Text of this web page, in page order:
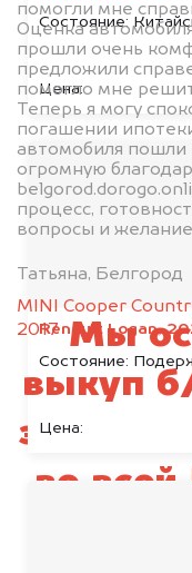
Состояние:
Цена:
Renault Logan,
Состояние:
Цена:
помогли мне
Оценка
прошли очень
предложили
помогло мне
Теперь я могу
погашении
автомобиля
огромную
процесс,
вопросы и
Татьяна, Белгород
MINI Cooper
2017
Я даю
Мы
выкуп
во всей